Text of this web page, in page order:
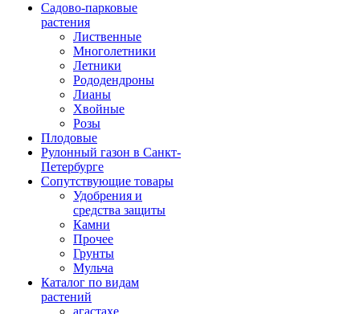
Садово-парковые
растения
Лиственные
Многолетники
Летники
Рододендроны
Лианы
Хвойные
Розы
Плодовые
Рулонный газон в Санкт-
Петербурге
Сопутствующие товары
Удобрения и
средства защиты
Камни
Прочее
Грунты
Мульча
Каталог по видам
растений
агастахе